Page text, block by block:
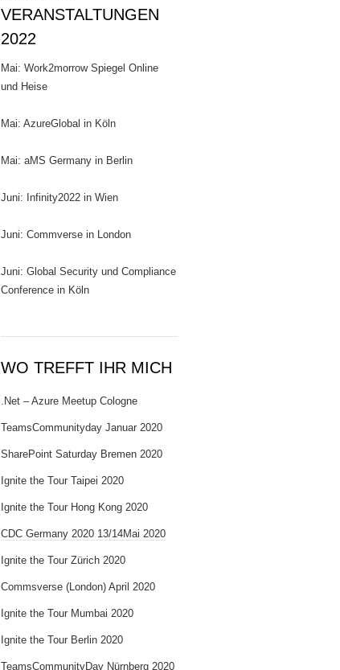
VERANSTALTUNGEN
2022
Mai: Work2morrow Spiegel Online
und Heise
Mai: AzureGlobal in Köln
Mai: aMS Germany in Berlin
Juni: Infinity2022 in Wien
Juni: Commverse in London
Juni: Global Security und Compliance
Conference in Köln
WO TREFFT IHR MICH
.Net – Azure Meetup Cologne
TeamsCommunityday Januar 2020
SharePoint Saturday Bremen 2020
Ignite the Tour Taipei 2020
Ignite the Tour Hong Kong 2020
CDC Germany 2020 13/14Mai 2020
Ignite the Tour Zürich 2020
Commsverse (London) April 2020
Ignite the Tour Mumbai 2020
Ignite the Tour Berlin 2020
TeamsCommunityDay Nürnberg 2020